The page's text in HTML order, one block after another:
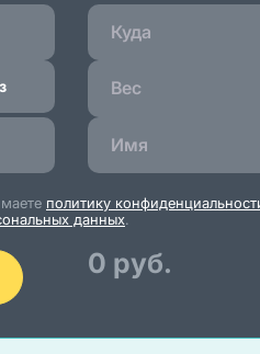
Вес
политику
данных.
0 руб.